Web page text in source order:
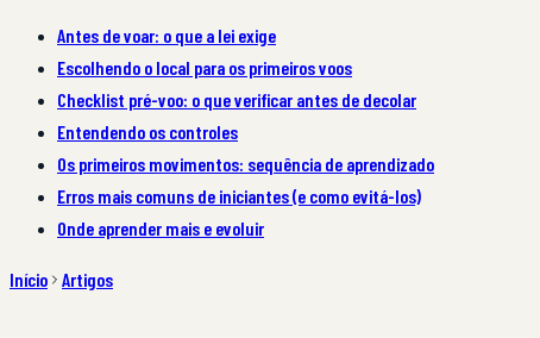
Antes de voar: o que a lei exige
Escolhendo o local para os primeiros voos
Checklist pré-voo: o que verificar antes de decolar
Entendendo os controles
Os primeiros movimentos: sequência de aprendizado
Erros mais comuns de iniciantes (e como evitá-los)
Onde aprender mais e evoluir
Início Artigos